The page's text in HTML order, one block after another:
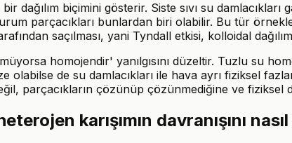
dağılım biçimini gösterir. Siste sıvı su
parçacıkları bunlardan biri olabilir. Bu tür
saçılması, yani Tyndall etkisi, kolloidal
homojendir' yanılgısını düzeltir. Tuzlu su
olabilse de su damlacıkları ile hava ayrı fiziksel
parçacıkların çözünüp çözünmediğine ve fiziksel
karışımın davranışını